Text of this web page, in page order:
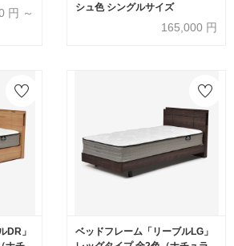
円 ～
シュ色 シングルサイズ
165,000 円
DR」
ベッドフレーム「リーブルLG」